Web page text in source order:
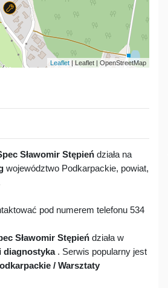
Leaflet | Leaflet | OpenStreetMap
Sławomir Stępień działa na
województwo Podkarpackie, powiat,
pod numerem telefonu 534
Sławomir Stępień działa w
diagnostyka. Serwis popularny jest
/ Warsztaty